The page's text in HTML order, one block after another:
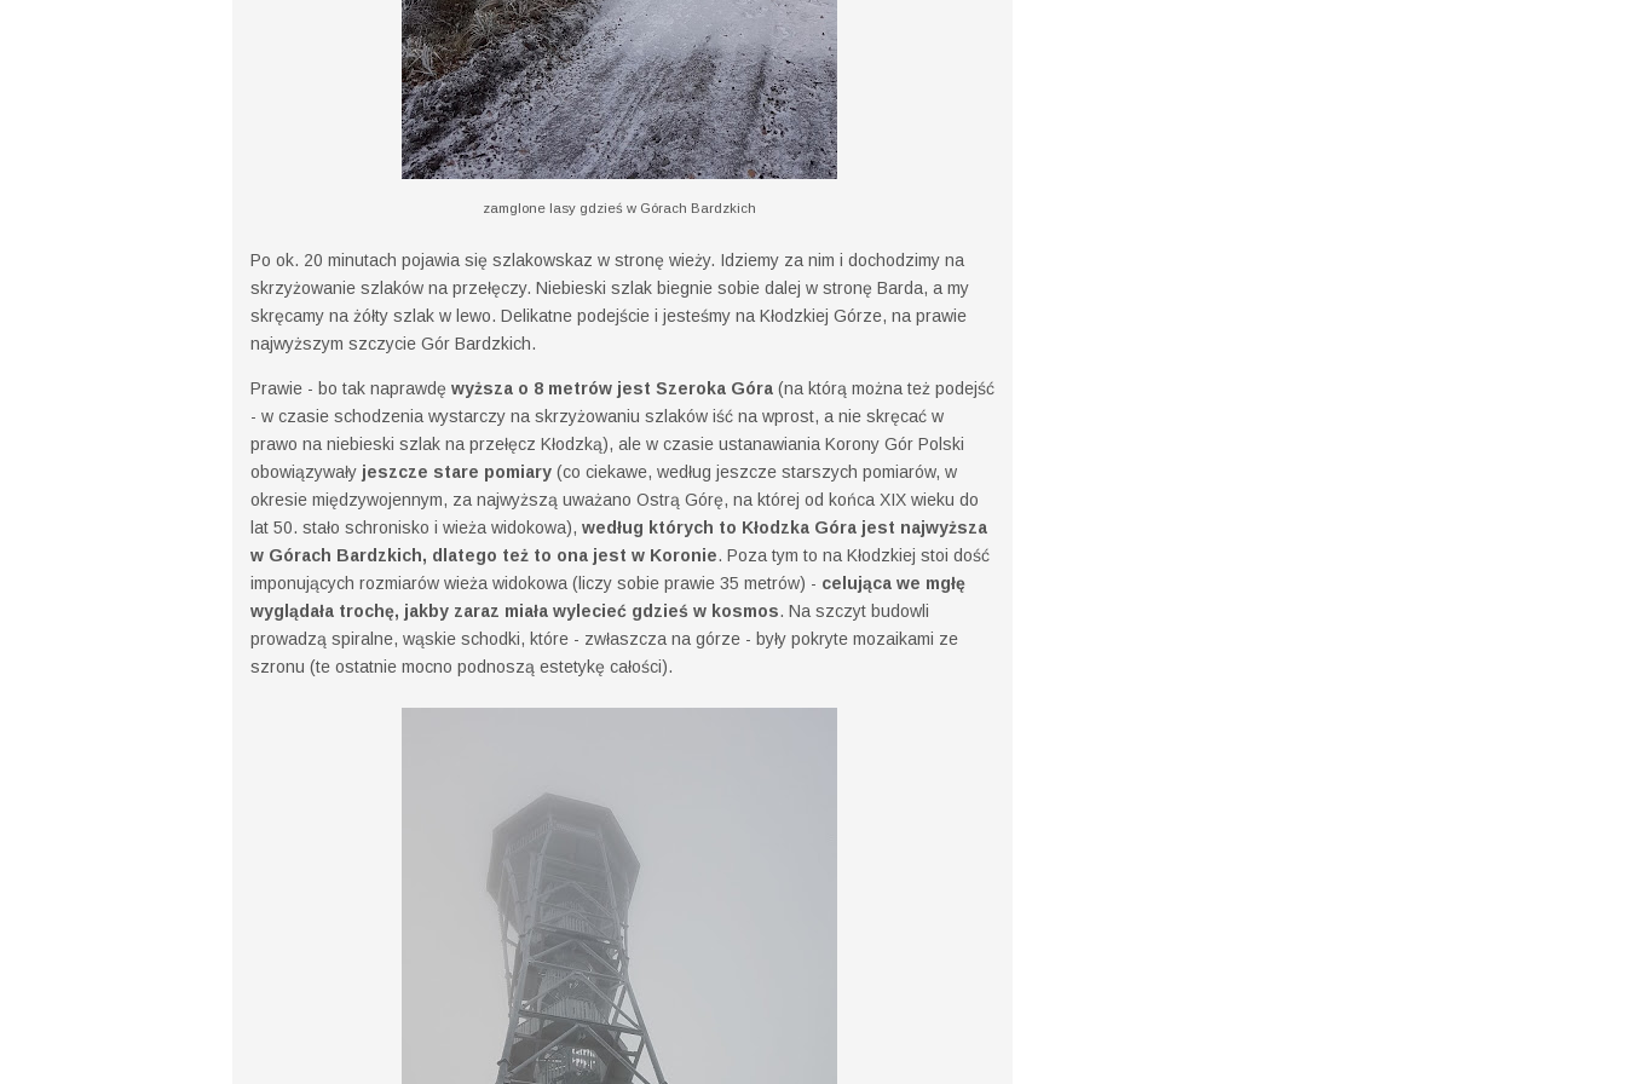
zamglone lasy gdzieś w Górach Bardzkich
Po ok. 20 minutach pojawia się szlakowskaz w stronę wieży. Idziemy za nim i dochodzimy na
skrzyżowanie szlaków na przełęczy. Niebieski szlak biegnie sobie dalej w stronę Barda, a my
skręcamy na żółty szlak w lewo. Delikatne podejście i jesteśmy na Kłodzkiej Górze, na prawie
najwyższym szczycie Gór Bardzkich.
Prawie - bo tak naprawdę wyższa o 8 metrów jest Szeroka Góra (na którą można też podejść
- w czasie schodzenia wystarczy na skrzyżowaniu szlaków iść na wprost, a nie skręcać w
prawo na niebieski szlak na przełęcz Kłodzką), ale w czasie ustanawiania Korony Gór Polski
obowiązywały jeszcze stare pomiary (co ciekawe, według jeszcze starszych pomiarów, w
okresie międzywojennym, za najwyższą uważano Ostrą Górę, na której od końca XIX wieku do
lat 50. stało schronisko i wieża widokowa), według których to Kłodzka Góra jest najwyższa
w Górach Bardzkich, dlatego też to ona jest w Koronie. Poza tym to na Kłodzkiej stoi dość
imponujących rozmiarów wieża widokowa (liczy sobie prawie 35 metrów) - celująca we mgłę
wyglądała trochę, jakby zaraz miała wylecieć gdzieś w kosmos. Na szczyt budowli
prowadzą spiralne, wąskie schodki, które - zwłaszcza na górze - były pokryte mozaikami ze
szronu (te ostatnie mocno podnoszą estetykę całości).